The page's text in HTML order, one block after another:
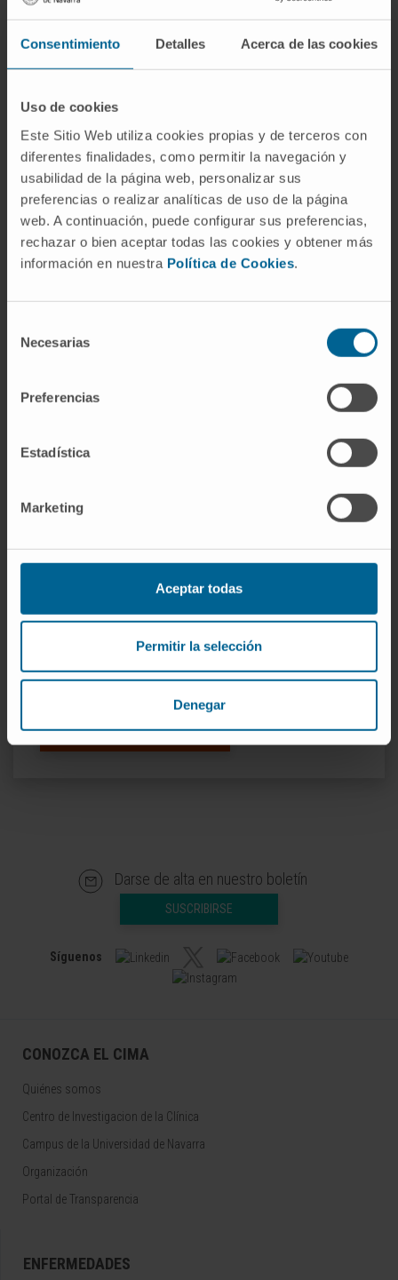
Consentimiento Detalles Acerca de las cookies
Uso de cookies
Este Sitio Web utiliza cookies propias y de terceros con
diferentes finalidades, como permitir la navegación y
usabilidad de la página web, personalizar sus
preferencias o realizar analíticas de uso de la página
web. A continuación, puede configurar sus preferencias,
rechazar o bien aceptar todas las cookies y obtener más
información en nuestra Política de Cookies.
Necesarias
Preferencias
Estadística
Marketing
Aceptar todas
Permitir la selección
Denegar
chromosome-alignment defects at the
metaphase plate leading to robust
chromosome-segregation defects and
biochemical, functional, and mass-
spectrometry assays revealed that condensin
complex is impaired in HyperD-ALL cells,
leading to chromosome hypocondensation,
loss of centromere stiffness, and
mislocalization of the chromosome
passenger complex proteins Aurora B kinase
defects and an impaired spindle assembly
slippage due to defective AURKB and
condensin complex defects. Chromosome
CD34+ stem/progenitor cells upon inhibition
hyperdiploid B-ALL is associated with a
defective condensin complex, AURKB, and
CITA DEL ARTÍCULO Blood. 2020 Jul
16;136(3):313-327. doi:
VER PUBLICACIÓN EN PUBMED
Darse de alta en nuestro boletín
SUSCRIBIRSE
Síguenos
CONOZCA EL CIMA
Quiénes somos
Centro de Investigacion de la Clínica
Campus de la Universidad de Navarra
Organización
Portal de Transparencia
ENFERMEDADES